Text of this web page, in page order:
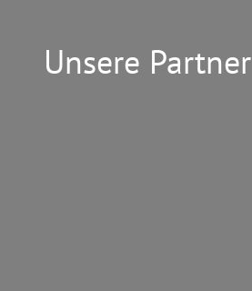
Unsere Partner